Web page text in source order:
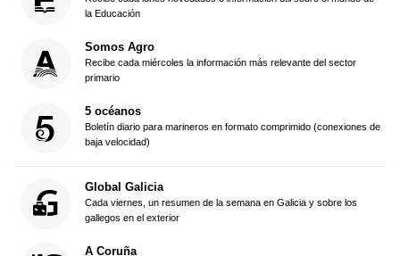
la Educación
Somos Agro
Recibe cada miércoles la información más relevante del sector
primario
5 océanos
Boletín diario para marineros en formato comprimido (conexiones de
baja velocidad)
Global Galicia
Cada viernes, un resumen de la semana en Galicia y sobre los
gallegos en el exterior
A Coruña